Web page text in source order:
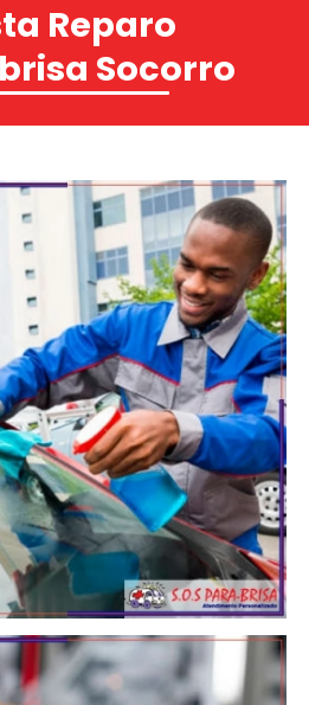
Reparo
Socorro